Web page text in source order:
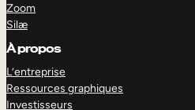
Zoom
Silæ
À propos
L’entreprise
Ressources graphiques
Investisseurs